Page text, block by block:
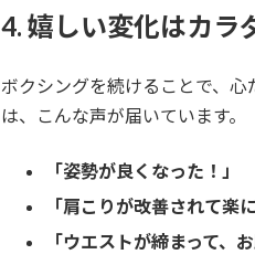
4. 嬉しい変化はカラ
ボクシングを続けることで、
は、こんな声が届いています。
「姿勢が良くなった！」
「肩こりが改善されて楽
「ウエストが締まって、